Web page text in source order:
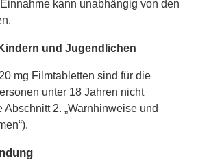
kann unabhängig von den
und Jugendlichen
mg Filmtabletten sind für die
unter 18 Jahren nicht
2. „Warnhinweise und